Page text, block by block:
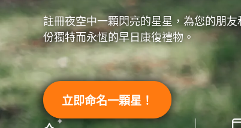
註冊夜空中一顆閃亮的星星，為您的朋
份獨特而永恆的早日康復禮物。
立即命名一顆星！